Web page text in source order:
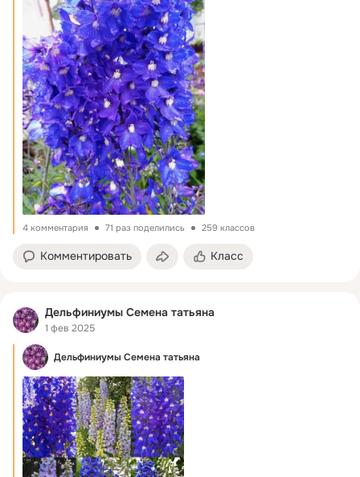
4 комментария 71 раз поделились 259 классов
Комментировать Класс
Дельфиниумы Семена татьяна
1 фев 2025
Дельфиниумы Семена татьяна